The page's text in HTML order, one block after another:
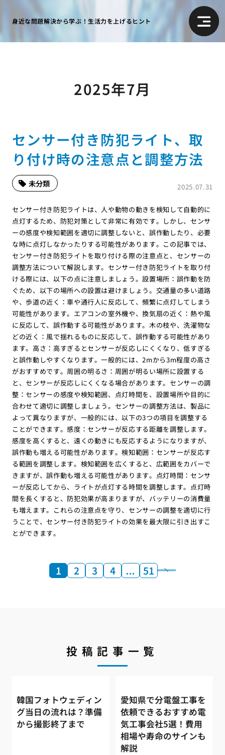
身近な問題解決から学ぶ！生活力を上げるヒント
2025年7月
センサー付き防犯ライト、取
り付け時の注意点と調整方法
2025.07.31
未分類
センサー付き防犯ライトは、人や動物の動きを検知して自動的に
点灯するため、防犯対策として非常に有効です。しかし、センサ
ーの感度や検知範囲を適切に調整しないと、誤作動したり、必要
な時に点灯しなかったりする可能性があります。この記事では、
センサー付き防犯ライトを取り付ける際の注意点と、センサーの
調整方法について解説します。センサー付き防犯ライトを取り付
ける際には、以下の点に注意しましょう。設置場所：誤作動を防
ぐため、以下の場所への設置は避けましょう。交通量の多い道路
や、歩道の近く：車や通行人に反応して、頻繁に点灯してしまう
可能性があります。エアコンの室外機や、換気扇の近く：熱や風
に反応して、誤作動する可能性があります。木の枝や、洗濯物な
どの近く：風で揺れるものに反応して、誤作動する可能性があり
ます。高さ：高すぎるとセンサーが反応しにくくなり、低すぎる
と誤作動しやすくなります。一般的には、2mから3m程度の高さ
がおすすめです。周囲の明るさ：周囲が明るい場所に設置する
と、センサーが反応しにくくなる場合があります。センサーの調
整：センサーの感度や検知範囲、点灯時間を、設置場所や目的に
合わせて適切に調整しましょう。センサーの調整方法は、製品に
よって異なりますが、一般的には、以下の3つの項目を調整する
ことができます。感度：センサーが反応する距離を調整します。
感度を高くすると、遠くの動きにも反応するようになりますが、
誤作動も増える可能性があります。検知範囲：センサーが反応す
る範囲を調整します。検知範囲を広くすると、広範囲をカバーで
きますが、誤作動も増える可能性があります。点灯時間：センサ
ーが反応してから、ライトが点灯する時間を調整します。点灯時
間を長くすると、防犯効果が高まりますが、バッテリーの消費量
も増えます。これらの注意点を守り、センサーの調整を適切に行
うことで、センサー付き防犯ライトの効果を最大限に引き出すこ
とができます。
1 2 3 4 … 51
投稿記事一覧
韓国フォトウェディン
グ当日の流れは？準備
から撮影終了まで
愛知県で分電盤工事を
依頼できるおすすめ電
気工事会社5選！費用
相場や寿命のサインも
解説